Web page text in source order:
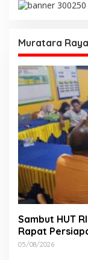
Muratara Raya
Sambut HUT
Rapat
05/08/2026